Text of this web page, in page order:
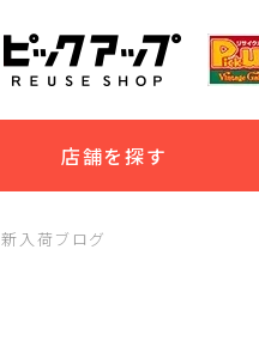
店舗を探す
新入荷ブログ